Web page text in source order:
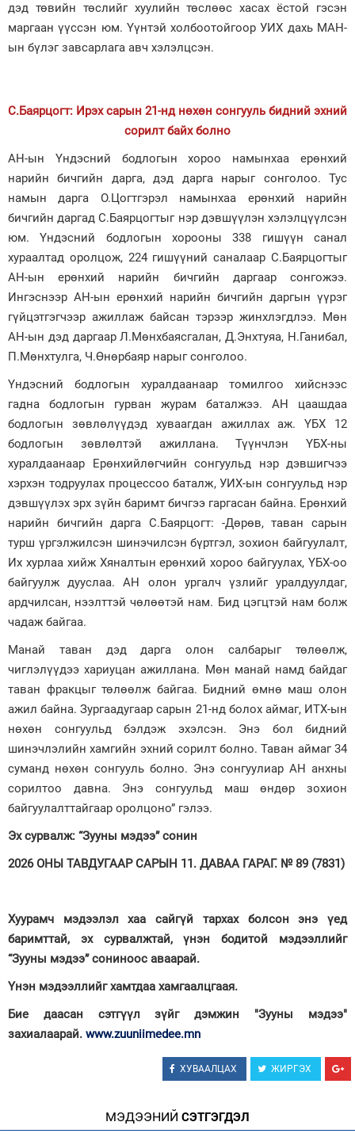
дэд төвийн төслийг хуулийн төслөөс хасах ёстой гэсэн
маргаан үүссэн юм. Үүнтэй холбоотойгоор УИХ дахь МАН-
ын бүлэг завсарлага авч хэлэлцсэн.
С.Баярцогт: Ирэх сарын 21-нд нөхөн сонгууль бидний эхний
сорилт байх болно
АН-ын Үндэсний бодлогын хороо намынхаа ерөнхий
нарийн бичгийн дарга, дэд дарга нарыг сонголоо. Тус
намын дарга О.Цогтгэрэл намынхаа ерөнхий нарийн
бичгийн даргад С.Баярцогтыг нэр дэвшүүлэн хэлэлцүүлсэн
юм. Үндэсний бодлогын хорооны 338 гишүүн санал
хураалтад оролцож, 224 гишүүний саналаар С.Баярцогтыг
АН-ын ерөнхий нарийн бичгийн даргаар сонгожээ.
Ингэснээр АН-ын ерөнхий нарийн бичгийн даргын үүрэг
гүйцэтгэгчээр ажиллаж байсан тэрээр жинхлэгдлээ. Мөн
АН-ын дэд даргаар Л.Мөнхбаясгалан, Д.Энхтуяа, Н.Ганибал,
П.Мөнхтулга, Ч.Өнөрбаяр нарыг сонголоо.
Үндэсний бодлогын хуралдаанаар томилгоо хийснээс
гадна бодлогын гурван журам баталжээ. АН цаашдаа
бодлогын зөвлөлүүдэд хуваагдан ажиллах аж. ҮБХ 12
бодлогын зөвлөлтэй ажиллана. Түүнчлэн ҮБХ-ны
хуралдаанаар Ерөнхийлөгчийн сонгуульд нэр дэвшигчээ
хэрхэн тодруулах процессоо баталж, УИХ-ын сонгуульд нэр
дэвшүүлэх эрх зүйн баримт бичгээ гаргасан байна. Ерөнхий
нарийн бичгийн дарга С.Баярцогт: -Дөрөв, таван сарын
турш үргэлжилсэн шинэчилсэн бүртгэл, зохион байгуулалт,
Их хурлаа хийж Хяналтын ерөнхий хороо байгуулах, ҮБХ-оо
байгуулж дууслаа. АН олон ургалч үзлийг уралдуулдаг,
ардчилсан, нээлттэй чөлөөтэй нам. Бид цэгцтэй нам болж
чадаж байгаа.
Манай таван дэд дарга олон салбарыг төлөөлж,
чиглэлүүдээ хариуцан ажиллана. Мөн манай намд байдаг
таван фракцыг төлөөлж байгаа. Бидний өмнө маш олон
ажил байна. Зургаадугаар сарын 21-нд болох аймаг, ИТХ-ын
нөхөн сонгуульд бэлдэж эхэлсэн. Энэ бол бидний
шинэчлэлийн хамгийн эхний сорилт болно. Таван аймаг 34
суманд нөхөн сонгууль болно. Энэ сонгуулиар АН анхны
сорилтоо давна. Энэ сонгуульд маш өндөр зохион
байгуулалттайгаар оролцоно” гэлээ.
Эх сурвалж: “Зууны мэдээ” сонин
2026 ОНЫ ТАВДУГААР САРЫН 11. ДАВАА ГАРАГ. № 89 (7831)
Хуурамч мэдээлэл хаа сайгүй тархах болсон энэ үед
баримттай, эх сурвалжтай, үнэн бодитой мэдээллийг
“Зууны мэдээ” сониноос аваарай.
Үнэн мэдээллийг хамтдаа хамгаалцгаая.
Бие даасан сэтгүүл зүйг дэмжин "Зууны мэдээ"
захиалаарай. www.zuuniimedee.mn
ХУВААЛЦАХ ЖИРГЭХ
МЭДЭЭНИЙ СЭТГЭГДЭЛ